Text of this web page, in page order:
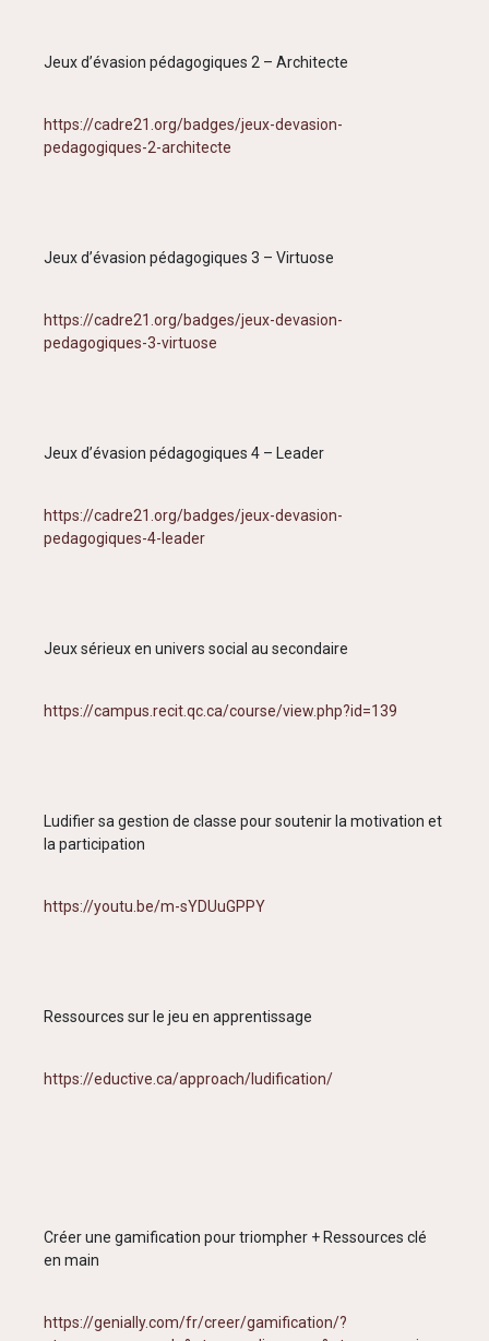
Jeux d’évasion pédagogiques 2 – Architecte
https://cadre21.org/badges/jeux-devasion-
pedagogiques-2-architecte
Jeux d’évasion pédagogiques 3 – Virtuose
https://cadre21.org/badges/jeux-devasion-
pedagogiques-3-virtuose
Jeux d’évasion pédagogiques 4 – Leader
https://cadre21.org/badges/jeux-devasion-
pedagogiques-4-leader
Jeux sérieux en univers social au secondaire
https://campus.recit.qc.ca/course/view.php?id=139
Ludifier sa gestion de classe pour soutenir la motivation et
la participation
https://youtu.be/m-sYDUuGPPY
Ressources sur le jeu en apprentissage
https://eductive.ca/approach/ludification/
Créer une gamification pour triompher + Ressources clé
en main
https://genially.com/fr/creer/gamification/?